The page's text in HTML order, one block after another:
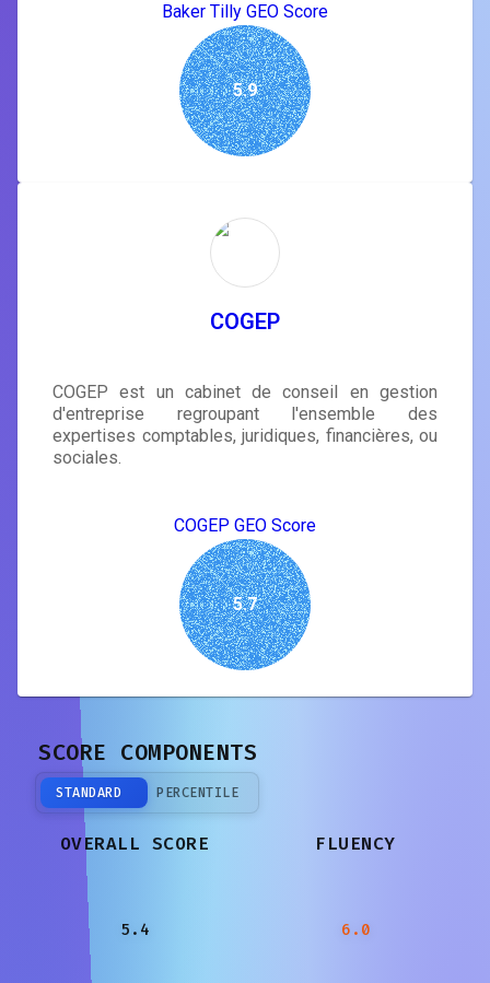
Baker Tilly GEO Score
5.9
COGEP
COGEP est un cabinet de conseil en gestion
d'entreprise regroupant l'ensemble des
expertises comptables, juridiques, financières, ou
sociales.
COGEP GEO Score
5.7
SCORE COMPONENTS
STANDARD PERCENTILE
OVERALL SCORE
5.4
FLUENCY
6.0